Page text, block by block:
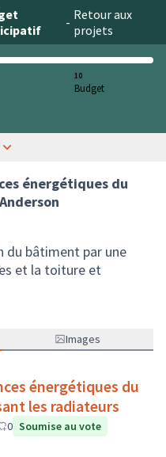
- Retour aux
projets
10
Budget
énergétiques du
du bâtiment par une
et la toiture et
Images
énergétiques du
les radiateurs
0 Soumise au vote